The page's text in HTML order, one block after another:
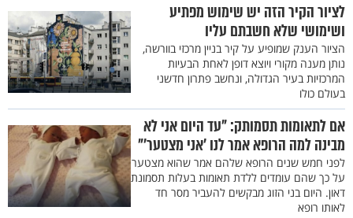
לציור הקיר הזה יש שימוש מפתיע
ושימושי שלא חשבתם עליו
הציור הענק שמופיע על קיר בניין מרכזי בוורשה,
נותן מענה מקורי ויוצא דופן לאחת הבעיות
המרכזיות בעיר הגדולה, ונחשב פתרון חדשני
בעולם כולו
אם לתאומות תסמותק: "עד היום אני לא
מבינה למה הרופא אמר לנו ’אני מצטער’"
לפני חמש שנים הרופא שלהם אמר שהוא מצטער
על כך שהם עומדים ללדת תאומות בעלות תסמונת
דאון. היום בני הזוג מבקשים להעביר מסר חד
לאותו רופא